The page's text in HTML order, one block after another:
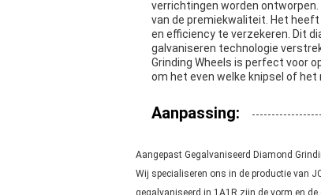
verrichtingen worden
van de premiekwaliteit. Het
en efficiency te verzekeren. Dit
galvaniseren technologie
Grinding Wheels is perfect voor
om het even welke knipsel of het
Aanpassing:
Aangepast Gegalvaniseerd Diamond
Wij specialiseren ons in de productie van
gegalvaniseerd in 1A1R zijn de vorm en